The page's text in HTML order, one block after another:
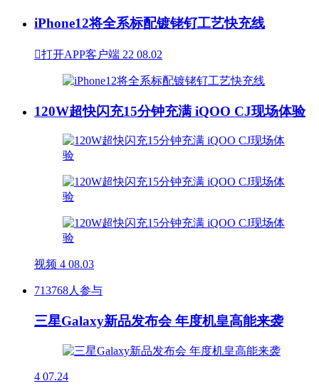
iPhone12将全系标配镀铑钌工艺快充线
打开APP客户端 22 08.02
120W超快闪充15分钟充满 iQOO CJ现场体验
视频 4 08.03
713768人参与
三星Galaxy新品发布会 年度机皇高能来袭
4 07.24